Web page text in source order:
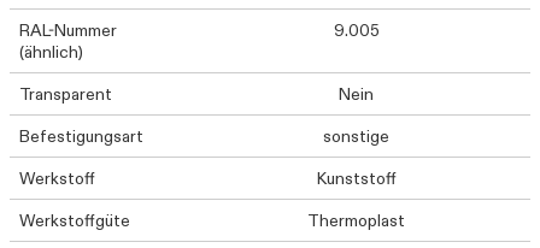
RAL-Nummer
(ähnlich)
9.005
Transparent
Nein
Befestigungsart
sonstige
Werkstoff
Kunststoff
Werkstoffgüte
Thermoplast